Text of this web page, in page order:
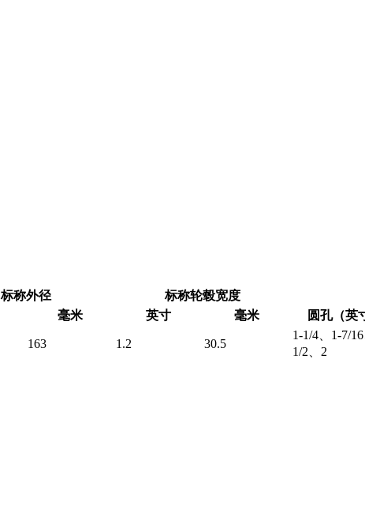
标称外径 标称轮毂宽度
毫米 英寸 毫米 圆孔（英
163 1.2 30.5
1-1/4、1-7/
1/2、2